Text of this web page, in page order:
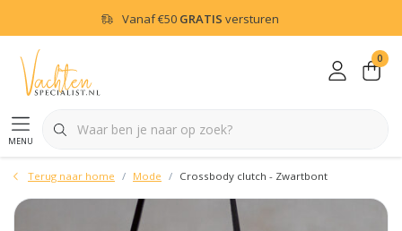
Vanaf€50 GRATIS versturen
menu
0
Terug naar home Mode Crossbody clutch - Zwartbont